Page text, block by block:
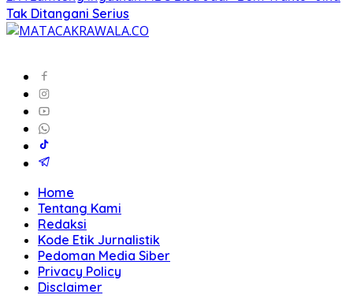
Tak Ditangani Serius
Home
Tentang Kami
Redaksi
Kode Etik Jurnalistik
Pedoman Media Siber
Privacy Policy
Disclaimer